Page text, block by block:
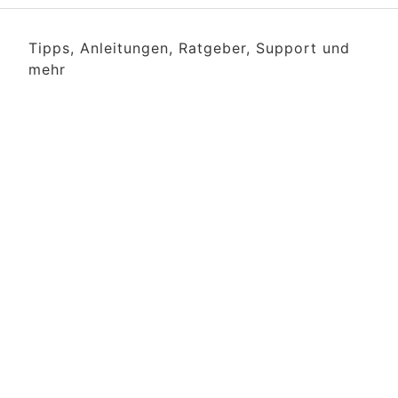
Tipps, Anleitungen, Ratgeber, Support und
mehr